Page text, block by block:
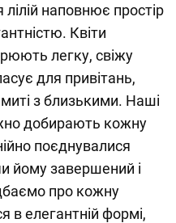
наповнює простір
Квіти
легку, свіжу
для привітань,
миті з близькими. Наші
добирають кожну
поєднувалися
йому завершений і
про кожну
в елегантній формі,